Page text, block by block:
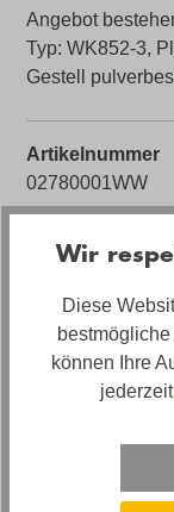
Angebot
Typ: WK852-3,
Gestell
Artikelnummer
02780001WW
WK Wohnen
Stilrichtung
Design Elegant
optional
Wir
Diese
können Ihre
jederzeit